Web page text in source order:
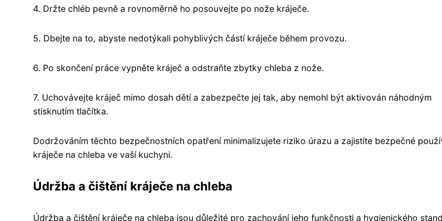
4. Držte chléb pevně a rovnoměrně ho posouvejte po nože kráječe.
5. Dbejte na to, abyste nedotýkali pohyblivých částí kráječe během provozu.
6. Po skončení práce vypněte kráječ a odstraňte zbytky chleba z nože.
7. Uchovávejte kráječ mimo dosah dětí a zabezpečte jej tak, aby nemohl být aktivován náhodným
stisknutím tlačítka.
Dodržováním těchto bezpečnostních opatření minimalizujete riziko úrazu a zajistíte bezpečné
kráječe na chleba ve vaší kuchyni.
Údržba a čištění kráječe na chleba
Údržba a čištění kráječe na chleba jsou důležité pro zachování jeho funkčnosti a hygienického